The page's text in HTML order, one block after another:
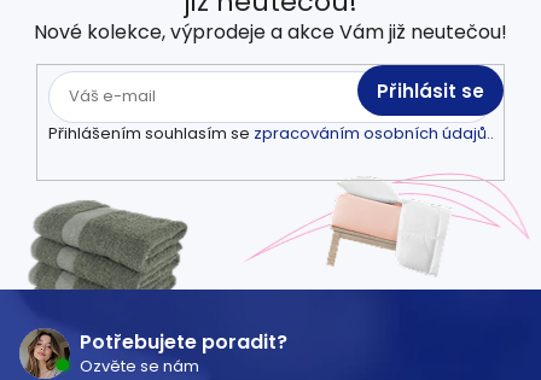
Nové kolekce, výprodeje a akce Vám již neutečou!
Přihlášením souhlasím se zpracováním osobních údajů..
Přihlásit se
Potřebujete poradit?
Ozvěte se nám